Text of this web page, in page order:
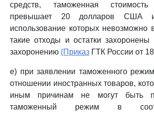
средств, таможенная
превышает 20 долларов США
использование которых невозможно
такие отходы и остатки
захоронению (Приказ ГТК России от
е) при заявлении таможенного
отношении иностранных товаров,
иным причинам не могут быть
таможенный режим в